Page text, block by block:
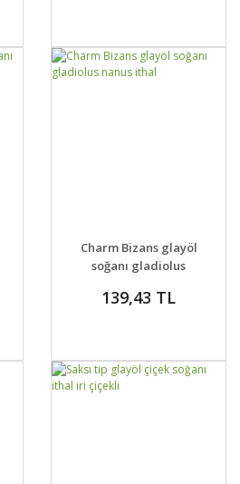
DETAYLAR
VER
Charm Bizans glayöl
soğanı gladiolus
139,43 TL